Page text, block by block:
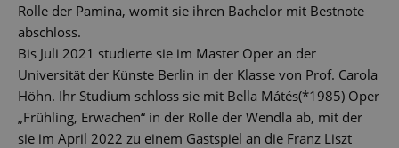
Rolle der Pamina, womit sie ihren Bachelor mit Bestnote
abschloss.
Bis Juli 2021 studierte sie im Master Oper an der
Universität der Künste Berlin in der Klasse von Prof. Carola
Höhn. Ihr Studium schloss sie mit Bella Mátés(*1985) Oper
„Frühling, Erwachen“ in der Rolle der Wendla ab, mit der
sie im April 2022 zu einem Gastspiel an die Franz Liszt